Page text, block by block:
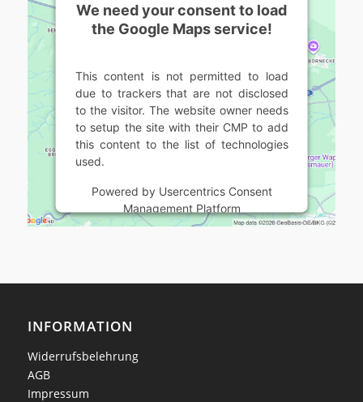
We need your consent to load
the Google Maps service!
This content is not permitted to load
due to trackers that are not disclosed
to the visitor. The website owner needs
to setup the site with their CMP to add
this content to the list of technologies
used.
Powered by Usercentrics Consent
Management Platform
INFORMATION
Widerrufsbelehrung
AGB
Impressum